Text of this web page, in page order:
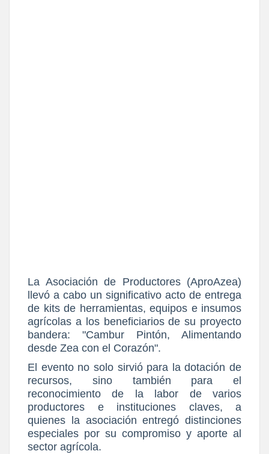
La Asociación de Productores (AproAzea)
llevó a cabo un significativo acto de entrega
de kits de herramientas, equipos e insumos
agrícolas a los beneficiarios de su proyecto
bandera: "Cambur Pintón, Alimentando
desde Zea con el Corazón".
El evento no solo sirvió para la dotación de
recursos, sino también para el
reconocimiento de la labor de varios
productores e instituciones claves, a
quienes la asociación entregó distinciones
especiales por su compromiso y aporte al
sector agrícola.